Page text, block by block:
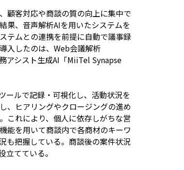
顧客対応や商談の質の向上に集中で
果、音声解析AIを用いたシステムを
テムとの連携を前提に自動で議事録
入したのは、Web会議解析
アシスト生成AI「MiiTel Synapse
ールで記録・可視化し、活動状況を
、ヒアリングやクロージングの進め
これにより、個人に依存しがちな営
能を用いて商談内で各商材のキーワ
も把握している。商談後の案件状況
てている。